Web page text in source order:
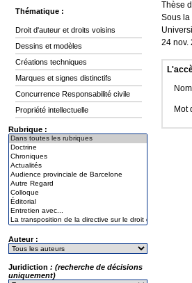
Thématique :
Droit d'auteur et droits voisins
Dessins et modèles
Créations techniques
Marques et signes distinctifs
Concurrence Responsabilité civile
Propriété intellectuelle
Rubrique :
Auteur :
Juridiction : (recherche de décisions
uniquement)
Thèse
Sous la
24 nov.
Mot